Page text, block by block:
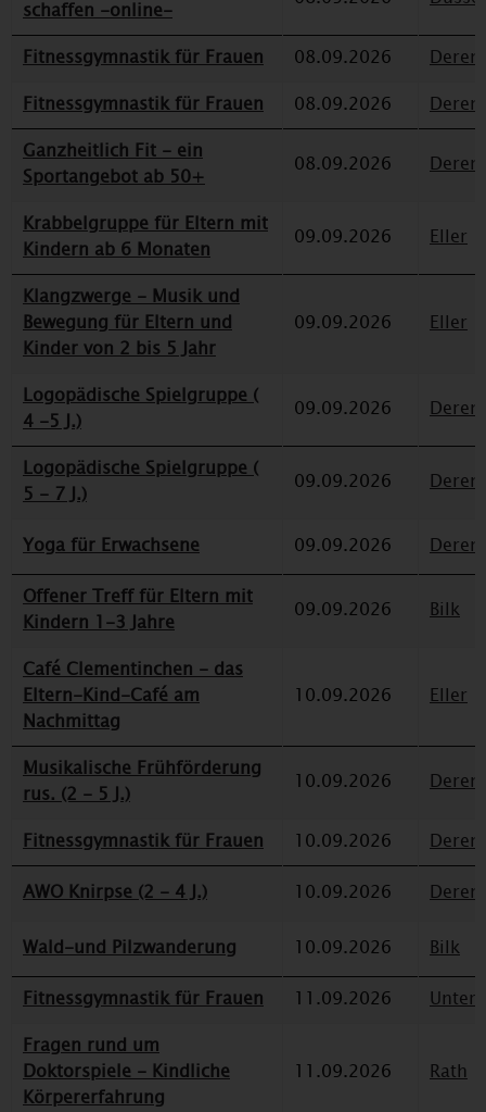
schaffen -online-
Fitnessgymnastik für Frauen 08.09.2026
Fitnessgymnastik für Frauen
08.09.2026
Ganzheitlich Fit - ein
Sportangebot ab 50+
08.09.2026
Krabbelgruppe für Eltern mit
Kindern ab 6 Monaten
09.09.2026 Eller
Klangzwerge - Musik und
Bewegung für Eltern und
Kinder von 2 bis 5 Jahr
09.09.2026 Eller
Logopädische Spielgruppe (
4 -5 J.)
09.09.2026
Logopädische Spielgruppe (
5 - 7 J.)
09.09.2026
Yoga für Erwachsene 09.09.2026
Offener Treff für Eltern mit
Kindern 1-3 Jahre
09.09.2026 Bilk
Café Clementinchen - das
Eltern-Kind-Café am
Nachmittag
10.09.2026 Eller
Musikalische Frühförderung
rus. (2 - 5 J.)
10.09.2026
Fitnessgymnastik für Frauen 10.09.2026
AWO Knirpse (2 - 4 J.)
10.09.2026
Wald-und Pilzwanderung 10.09.2026
Bilk
Fitnessgymnastik für Frauen
11.09.2026
Fragen rund um
Doktorspiele - Kindliche
Körpererfahrung
11.09.2026 Rath